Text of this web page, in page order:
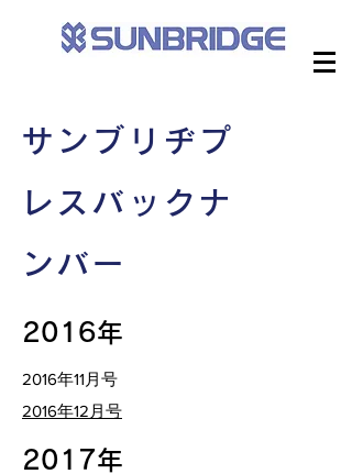
サンブリヂプ
レスバックナ
ンバー
2016年
​2016年11月号
2016年12月号
2017年